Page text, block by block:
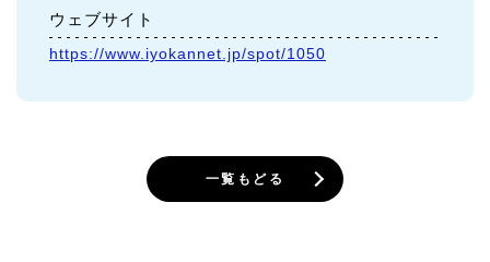
ウェブサイト
https://www.iyokannet.jp/spot/1050
一覧もどる